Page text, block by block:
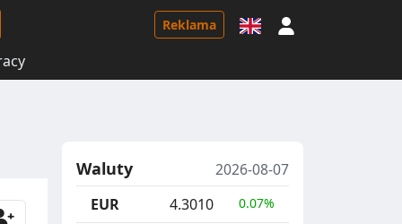
Reklama
Waluty
2026-08-07
EUR
4.3010 0.07%